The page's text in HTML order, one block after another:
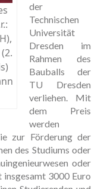
der
Technischen
Universität
Dresden im
Rahmen des
Bauballs der
TU Dresden
verliehen. Mit
dem Preis
werden
zur Förderung der
des Studiums oder
oder
3000 Euro